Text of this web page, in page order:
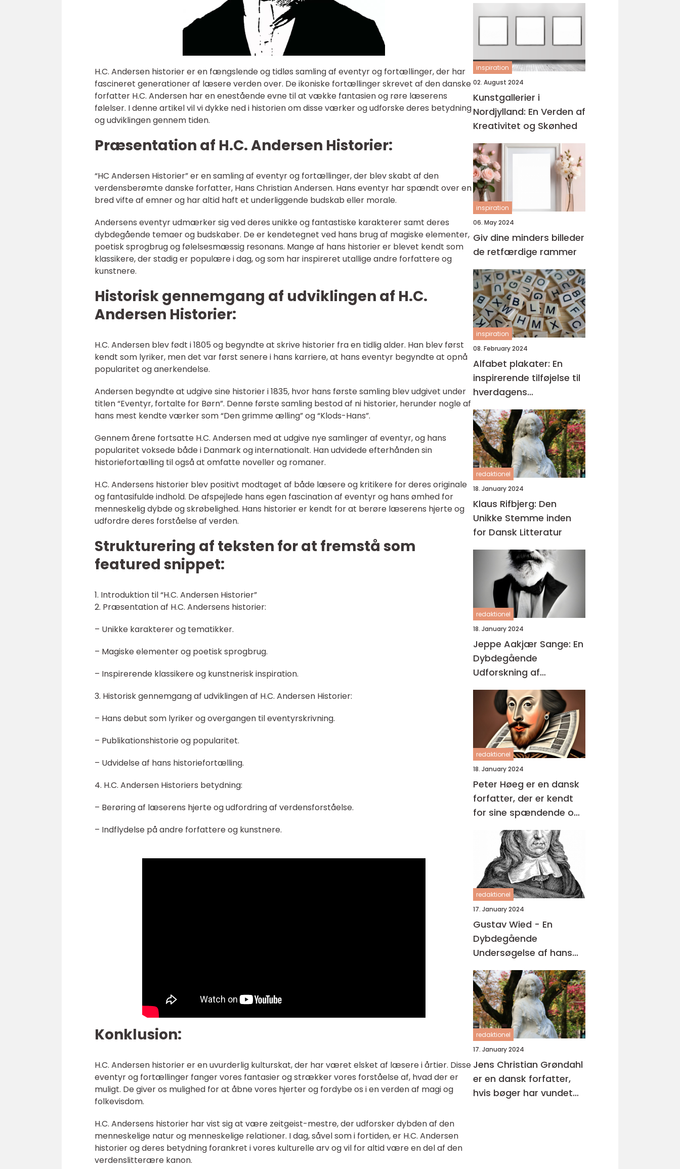
H.C. Andersen historier er en fængslende og tidløs samling af eventyr og fortællinger, der har
fascineret generationer af læsere verden over. De ikoniske fortællinger skrevet af den danske
forfatter H.C. Andersen har en enestående evne til at vække fantasien og røre læserens
følelser. I denne artikel vil vi dykke ned i historien om disse værker og udforske deres betydning
og udviklingen gennem tiden.
Præsentation af H.C. Andersen Historier:
“HC Andersen Historier” er en samling af eventyr og fortællinger, der blev skabt af den
verdensberømte danske forfatter, Hans Christian Andersen. Hans eventyr har spændt over en
bred vifte af emner og har altid haft et underliggende budskab eller morale.
Andersens eventyr udmærker sig ved deres unikke og fantastiske karakterer samt deres
dybdegående temaer og budskaber. De er kendetegnet ved hans brug af magiske elementer,
poetisk sprogbrug og følelsesmæssig resonans. Mange af hans historier er blevet kendt som
klassikere, der stadig er populære i dag, og som har inspireret utallige andre forfattere og
kunstnere.
Historisk gennemgang af udviklingen af H.C.
Andersen Historier:
H.C. Andersen blev født i 1805 og begyndte at skrive historier fra en tidlig alder. Han blev først
kendt som lyriker, men det var først senere i hans karriere, at hans eventyr begyndte at opnå
popularitet og anerkendelse.
Andersen begyndte at udgive sine historier i 1835, hvor hans første samling blev udgivet under
titlen “Eventyr, fortalte for Børn”. Denne første samling bestod af ni historier, herunder nogle af
hans mest kendte værker som “Den grimme ælling” og “Klods-Hans”.
Gennem årene fortsatte H.C. Andersen med at udgive nye samlinger af eventyr, og hans
popularitet voksede både i Danmark og internationalt. Han udvidede efterhånden sin
historiefortælling til også at omfatte noveller og romaner.
H.C. Andersens historier blev positivt modtaget af både læsere og kritikere for deres originale
og fantasifulde indhold. De afspejlede hans egen fascination af eventyr og hans ømhed for
menneskelig dybde og skrøbelighed. Hans historier er kendt for at berøre læserens hjerte og
udfordre deres forståelse af verden.
Strukturering af teksten for at fremstå som
featured snippet:
1. Introduktion til “H.C. Andersen Historier”
2. Præsentation af H.C. Andersens historier:
– Unikke karakterer og tematikker.
– Magiske elementer og poetisk sprogbrug.
– Inspirerende klassikere og kunstnerisk inspiration.
3. Historisk gennemgang af udviklingen af H.C. Andersen Historier:
– Hans debut som lyriker og overgangen til eventyrskrivning.
– Publikationshistorie og popularitet.
– Udvidelse af hans historiefortælling.
4. H.C. Andersen Historiers betydning:
– Berøring af læserens hjerte og udfordring af verdensforståelse.
– Indflydelse på andre forfattere og kunstnere.
Konklusion:
H.C. Andersen historier er en uvurderlig kulturskat, der har været elsket af læsere i årtier. Disse
eventyr og fortællinger fanger vores fantasier og strækker vores forståelse af, hvad der er
muligt. De giver os mulighed for at åbne vores hjerter og fordybe os i en verden af magi og
folkevisdom.
H.C. Andersens historier har vist sig at være zeitgeist-mestre, der udforsker dybden af den
menneskelige natur og menneskelige relationer. I dag, såvel som i fortiden, er H.C. Andersen
historier og deres betydning forankret i vores kulturelle arv og vil for altid være en del af den
verdenslitterære kanon.
inspiration
02. August 2024
Kunstgallerier i
Nordjylland: En Verden af
Kreativitet og Skønhed
inspiration
06. May 2024
Giv dine minders billeder
de retfærdige rammer
inspiration
08. February 2024
Alfabet plakater: En
inspirerende tilføjelse til
hverdagens
læringsmiljøer
redaktionel
18. January 2024
Klaus Rifbjerg: Den
Unikke Stemme inden
for Dansk Litteratur
redaktionel
18. January 2024
Jeppe Aakjær Sange: En
Dybdegående
Udforskning af
Enestående Kunst og
Musik
redaktionel
18. January 2024
Peter Høeg er en dansk
forfatter, der er kendt
for sine spændende og
komplekse romaner
redaktionel
17. January 2024
Gustav Wied - En
Dybdegående
Undersøgelse af hans
Litterære Arv
redaktionel
17. January 2024
Jens Christian Grøndahl
er en dansk forfatter,
hvis bøger har vundet